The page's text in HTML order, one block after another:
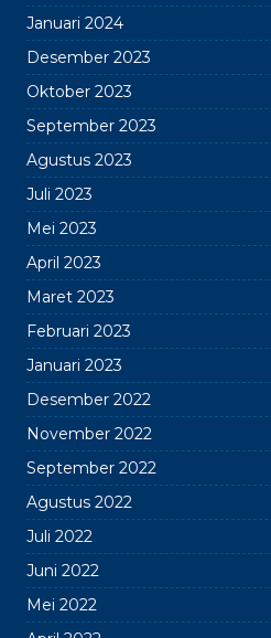
Januari 2024
Desember 2023
Oktober 2023
September 2023
Agustus 2023
Juli 2023
Mei 2023
April 2023
Maret 2023
Februari 2023
Januari 2023
Desember 2022
November 2022
September 2022
Agustus 2022
Juli 2022
Juni 2022
Mei 2022